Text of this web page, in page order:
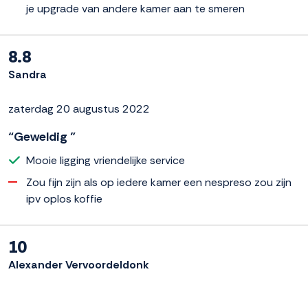
je upgrade van andere kamer aan te smeren
8.8
Sandra
zaterdag 20 augustus 2022
“Geweldig ”
Mooie ligging vriendelijke service
Zou fijn zijn als op iedere kamer een nespreso zou zijn
ipv oplos koffie
10
Alexander Vervoordeldonk